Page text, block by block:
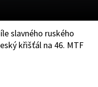
slavného ruského
křišťál na 46. MTF